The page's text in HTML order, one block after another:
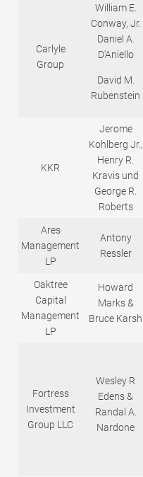
Carlyle
Group
William E.
Conway, Jr.
Daniel A.
D'Aniello
David M.
Rubenstein
KKR
Jerome
Kohlberg Jr.,
Henry R.
Kravis und
George R.
Roberts
Ares
Management
LP
Antony
Ressler
Oaktree
Capital
Management
LP
Howard
Marks &
Bruce Karsh
Fortress
Investment
Group LLC
Wesley R
Edens &
Randal A.
Nardone